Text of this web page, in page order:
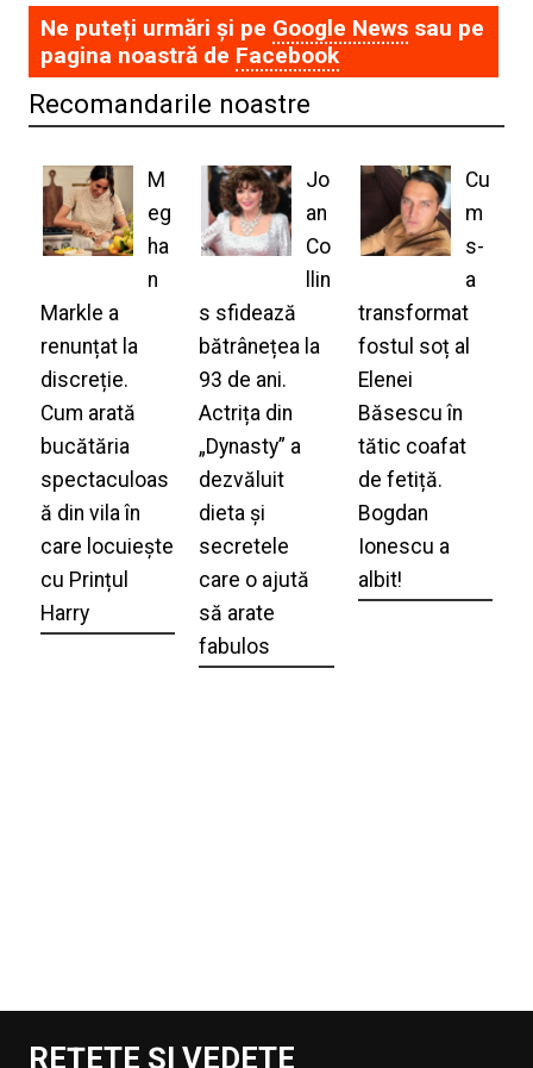
Ne puteți urmări și pe Google Newssau pe
pagina noastră de Facebook
Recomandarile noastre
M
eg
ha
n
Markle a
renunțat la
discreție.
Cum arată
bucătăria
spectaculoas
ă din vila în
care locuiește
cu Prințul
Harry
Jo
an
Co
llin
s sfidează
bătrânețea la
93 de ani.
Actrița din
„Dynasty” a
dezvăluit
dieta și
secretele
care o ajută
să arate
fabulos
Cu
m
s-
a
transformat
fostul soț al
Elenei
Băsescu în
tătic coafat
de fetiță.
Bogdan
Ionescu a
albit!
REȚETE ȘI VEDETE